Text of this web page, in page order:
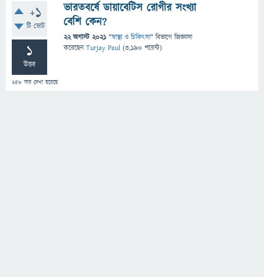
+1
টি ভোট
1
উত্তর
258 বার দেখা হয়েছে
ভারতবর্ষে ডায়াবেটিস রোগীর সংখ্যা
বেশি কেন?
22 অগাস্ট 2021 "স্বাস্থ্য ও চিকিৎসা" বিভাগে জিজ্ঞাসা
করেছেনTurjay Paul (3,190 পয়েন্ট)